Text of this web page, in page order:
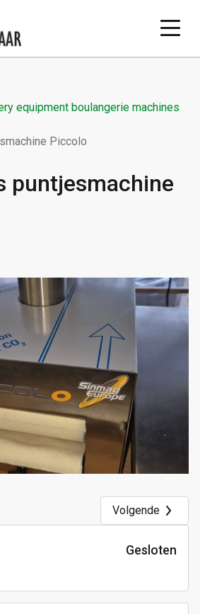
equipment boulangerie machines
Piccolo
puntjesmachine
Volgende
Gesloten